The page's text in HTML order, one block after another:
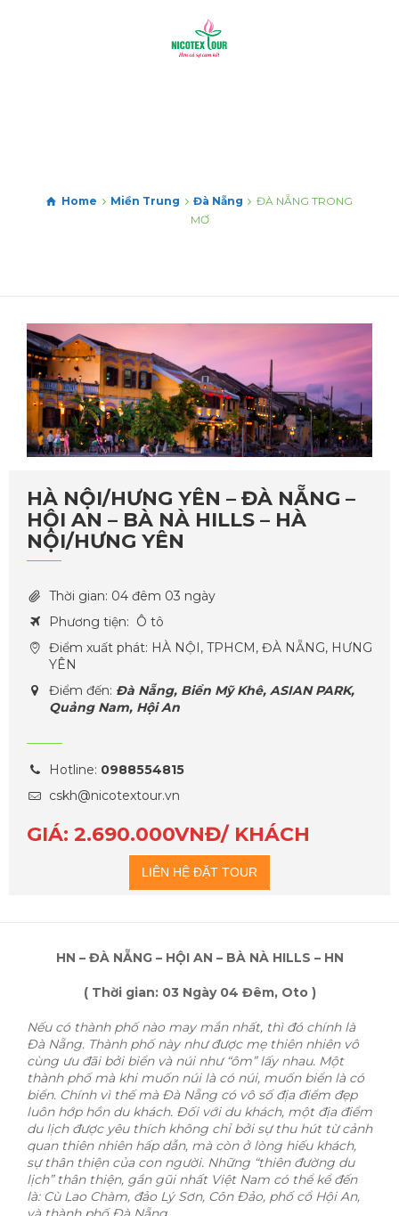
Home Miền Trung Đà Nẵng
ĐÀ NẴNG TRONG
MƠ
HÀ NỘI/HƯNG YÊN – ĐÀ NẴNG –
HỘI AN – BÀ NÀ HILLS – HÀ
NỘI/HƯNG YÊN
Thời gian: 04 đêm 03 ngày
Phương tiện: Ô tô
Điểm xuất phát: HÀ NỘI, TPHCM, ĐÀ NẴNG, HƯNG
YÊN
Điểm đến: Đà Nẵng, Biển Mỹ Khê, ASIAN PARK,
Quảng Nam, Hội An
Hotline: 0988554815
cskh@nicotextour.vn
GIÁ: 2.690.000VNĐ/ KHÁCH
LIÊN HỆ ĐẶT TOUR
HN – ĐÀ NẴNG – HỘI AN – BÀ NÀ HILLS – HN
( Thời gian: 03 Ngày 04 Đêm, Oto )
Nếu có thành phố nào may mắn nhất, thì đó chính là
Đà Nẵng. Thành phố này như được mẹ thiên nhiên vô
cùng ưu đãi bởi biển và núi như “ôm” lấy nhau. Một
thành phố mà khi muốn núi là có núi, muốn biển là có
biển. Chính vì thế mà Đà Nẵng có vô số địa điểm đẹp
luôn hớp hồn du khách. Đối với du khách, một địa điểm
du lịch được yêu thích không chỉ bởi sự thu hút từ cảnh
quan thiên nhiên hấp dẫn, mà còn ở lòng hiếu khách,
sự thân thiện của con người. Những “thiên đường du
lịch” thân thiện, gần gũi nhất Việt Nam có thể kể đến
là: Cù Lao Chàm, đảo Lý Sơn, Côn Đảo, phố cổ Hội An,